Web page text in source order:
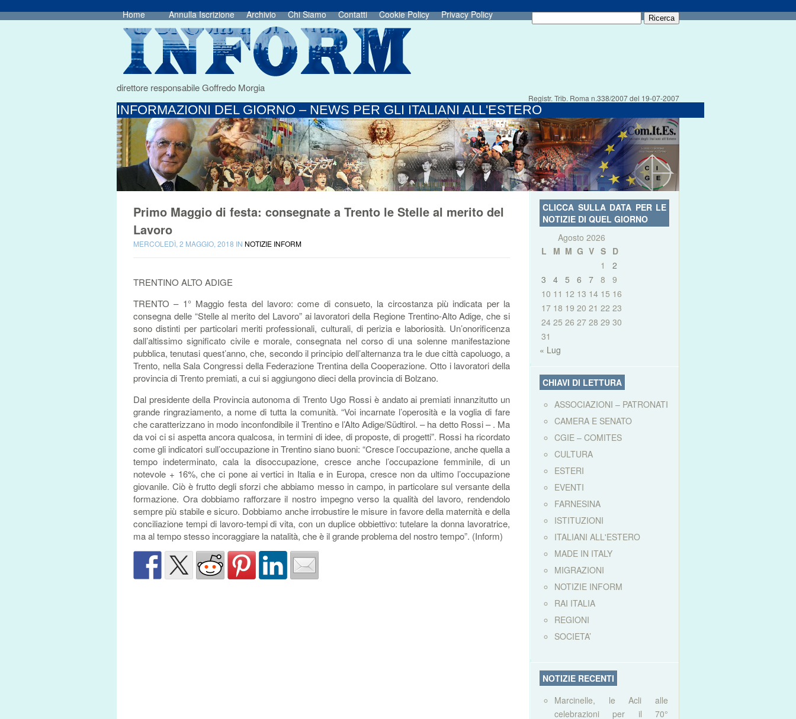
Home Annulla Iscrizione Archivio Chi Siamo Contatti Cookie Policy Privacy Policy
direttore responsabile Goffredo Morgia
Registr. Trib. Roma n.338/2007 del 19-07-2007
INFORMAZIONI DEL GIORNO – NEWS PER GLI ITALIANI ALL'ESTERO
Primo Maggio di festa: consegnate a Trento le Stelle al merito del
Lavoro
MERCOLEDÌ, 2 MAGGIO, 2018 IN NOTIZIE INFORM
TRENTINO ALTO ADIGE
TRENTO – 1° Maggio festa del lavoro: come di consueto, la circostanza più indicata per la
consegna delle “Stelle al merito del Lavoro” ai lavoratori della Regione Trentino-Alto Adige, che si
sono distinti per particolari meriti professionali, culturali, di perizia e laboriosità. Un’onorificenza
dall’altissimo significato civile e morale, consegnata nel corso di una solenne manifestazione
pubblica, tenutasi quest’anno, che, secondo il principio dell’alternanza tra le due città capoluogo, a
Trento, nella Sala Congressi della Federazione Trentina della Cooperazione. Otto i lavoratori della
provincia di Trento premiati, a cui si aggiungono dieci della provincia di Bolzano.
Dal presidente della Provincia autonoma di Trento Ugo Rossi è andato ai premiati innanzitutto un
grande ringraziamento, a nome di tutta la comunità. “Voi incarnate l’operosità e la voglia di fare
che caratterizzano in modo inconfondibile il Trentino e l’Alto Adige/Südtirol. – ha detto Rossi – . Ma
da voi ci si aspetta ancora qualcosa, in termini di idee, di proposte, di progetti”. Rossi ha ricordato
come gli indicatori sull’occupazione in Trentino siano buoni: “Cresce l’occupazione, anche quella a
tempo indeterminato, cala la disoccupazione, cresce anche l’occupazione femminile, di un
notevole + 16%, che ci pone ai vertici in Italia e in Europa, cresce non da ultimo l’occupazione
giovanile. Ciò è frutto degli sforzi che abbiamo messo in campo, in particolare sul versante della
formazione. Ora dobbiamo rafforzare il nostro impegno verso la qualità del lavoro, rendendolo
sempre più stabile e sicuro. Dobbiamo anche irrobustire le misure in favore della maternità e della
conciliazione tempi di lavoro-tempi di vita, con un duplice obbiettivo: tutelare la donna lavoratrice,
ma al tempo stesso incoraggiare la natalità, che è il grande problema del nostro tempo”. (Inform)
CLICCA SULLA DATA PER LE
NOTIZIE DI QUEL GIORNO
Agosto 2026
L
M M G V S D
1
2
3
4 5 6 7 8
9
10 11 12 13 14 15 16
17 18 19 20 21 22 23
24 25 26 27 28 29 30
31
« Lug
CHIAVI DI LETTURA
ASSOCIAZIONI – PATRONATI
CAMERA E SENATO
CGIE – COMITES
CULTURA
ESTERI
EVENTI
FARNESINA
ISTITUZIONI
ITALIANI ALL'ESTERO
MADE IN ITALY
MIGRAZIONI
NOTIZIE INFORM
RAI ITALIA
REGIONI
SOCIETA’
NOTIZIE RECENTI
Marcinelle, le Acli alle
celebrazioni per il 70°